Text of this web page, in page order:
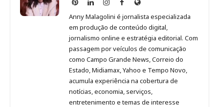
Malagolini
no
Pinterest
Malagolini
no
LinkedIn
Malagolini
no
Instagram
Malagolini
no
Facebook
de
Anny
Malagolini
Anny Malagolini é jornalista especializada
em produção de conteúdo digital,
jornalismo online e estratégia editorial. Com
passagem por veículos de comunicação
como Campo Grande News, Correio do
Estado, Midiamax, Yahoo e Tempo Novo,
acumula experiência na cobertura de
notícias, economia, serviços,
entretenimento e temas de interesse